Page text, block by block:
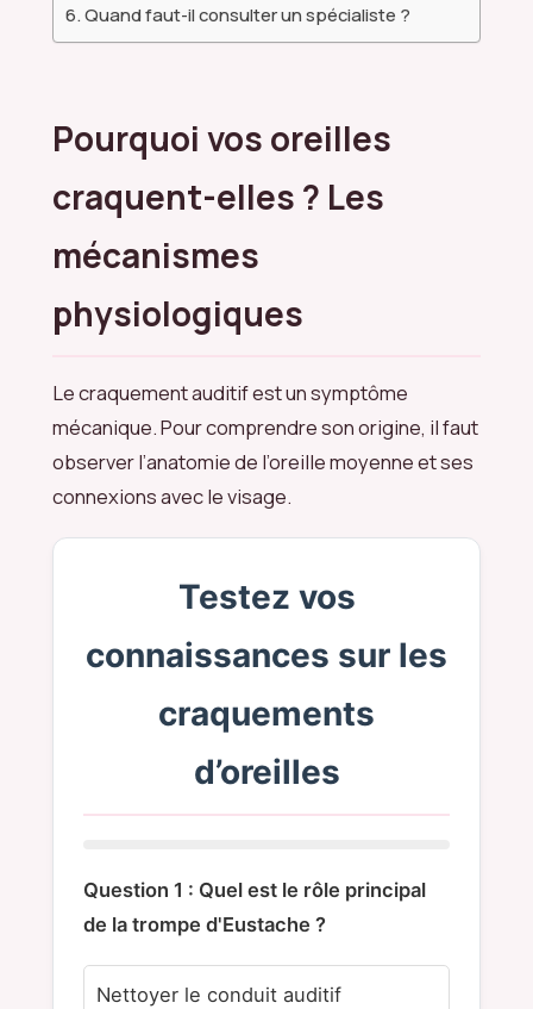
Quand faut-il consulter un spécialiste ?
Pourquoi vos oreilles
craquent-elles ? Les
mécanismes
physiologiques
Le craquement auditif est un symptôme
mécanique. Pour comprendre son origine, il faut
observer l’anatomie de l’oreille moyenne et ses
connexions avec le visage.
Testez vos
connaissances sur les
craquements
d’oreilles
Question 1 : Quel est le rôle principal
de la trompe d'Eustache ?
Nettoyer le conduit auditif